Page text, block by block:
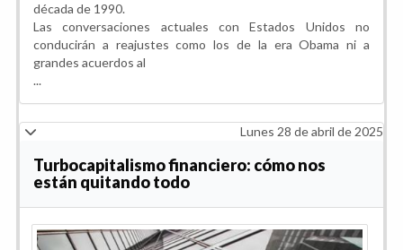
década de 1990.
Las conversaciones actuales con Estados Unidos no
conducirán a reajustes como los de la era Obama ni a
grandes acuerdos al
...
Lunes 28 de abril de 2025
Turbocapitalismo financiero: cómo nos
están quitando todo